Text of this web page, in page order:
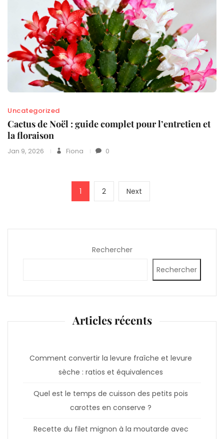
Uncategorized
Cactus de Noël : guide complet pour l’entretien et
la floraison
Jan 9, 2026 Fiona 0
Pagination
des
Page
1 Page
2 Next
page
Rechercher
Rechercher
Articles récents
Comment convertir la levure fraîche et levure
sèche : ratios et équivalences
Quel est le temps de cuisson des petits pois
carottes en conserve ?
Recette du filet mignon à la moutarde avec